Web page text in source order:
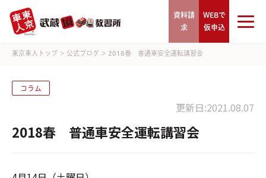
資料請
求
WEBで
仮申込
東京車人トップ > 公式ブログ > 2018春 普通車安全運転講習会
コラム
更新日:2021.08.07
2018春 普通車安全運転講習会